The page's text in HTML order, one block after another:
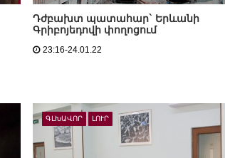
Դժբախտ պատահար` Երևանի
Գրիբոյեդովի փողոցում
23:16-24.01.22
ԳԼԽԱՎՈՐ ԼՈՒՐ